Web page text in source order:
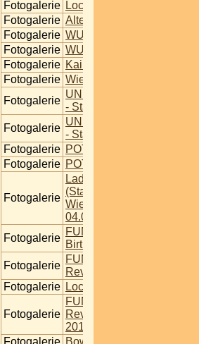
Fotogalerie Loco Bar + Ride Club
Fotogalerie Altes AKH
Fotogalerie WUK
Fotogalerie WUK
Fotogalerie Kaiko Club
Fotogalerie Wien - Shooters
Fotogalerie
UNIVERSITÄTSBRÄU
- Stammtisch
Fotogalerie
UNIVERSITÄTSBRÄU
- Stammtisch
Fotogalerie POTALA - Dartabend
Fotogalerie POTALA - Dartabend
Fotogalerie
Ladie´s Night @ Babu
(Stadtbahnbögen)
Wien - Babu
04.03.2009
Fotogalerie
FUN REVIVAL – Doc`s
Birthday Bash
Fotogalerie
FUN FAKETORY |
Revival Party
Fotogalerie Loco Club Bar
Fotogalerie
FUN FAKETORY |
Revival Party / 04 12
2010 / U96
Fotogalerie Bow4 Weekends